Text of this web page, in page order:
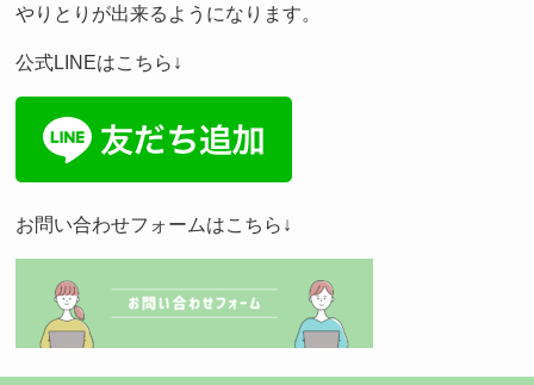
やりとりが出来るようになります。
公式LINEはこちら↓
お問い合わせフォームはこちら↓